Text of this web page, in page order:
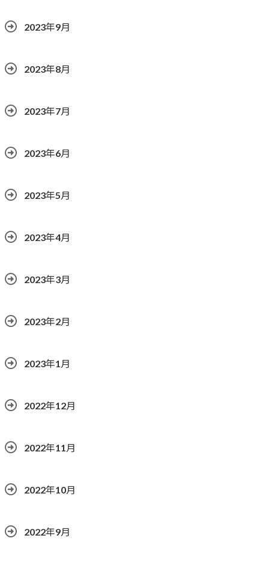
2023年9月
2023年8月
2023年7月
2023年6月
2023年5月
2023年4月
2023年3月
2023年2月
2023年1月
2022年12月
2022年11月
2022年10月
2022年9月